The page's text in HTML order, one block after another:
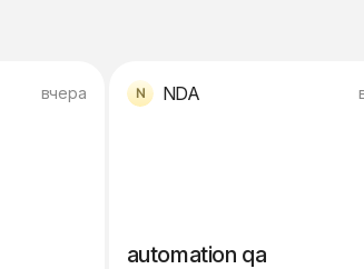
вчера NDA
automation qa